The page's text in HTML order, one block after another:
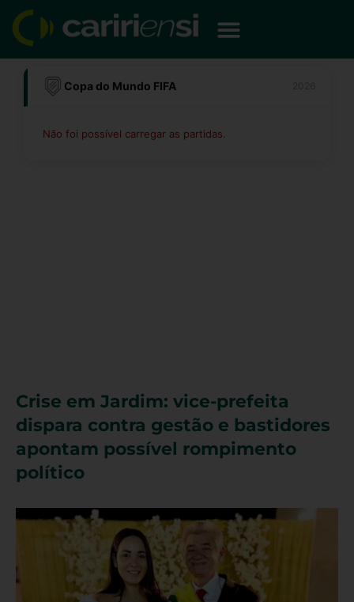
para
conteúdo
Copa do Mundo FIFA
Não foi possível carregar as partidas.
Crise em Jardim: vice-prefeita
dispara contra gestão e bastidores
apontam possível rompimento
político